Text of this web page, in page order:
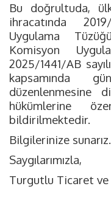
Bu doğrultuda,
ihracatında
Uygulama
Komisyon
2025/1441/AB
kapsamında
düzenlenmesine
hükümlerine
bildirilmektedir.
Bilgilerinize sunarız.
Saygılarımızla,
Turgutlu Ticaret ve